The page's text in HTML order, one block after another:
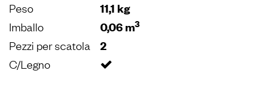
Peso 11,1 kg
Imballo 0,06 m3
Pezzi per scatola 2
C/Legno